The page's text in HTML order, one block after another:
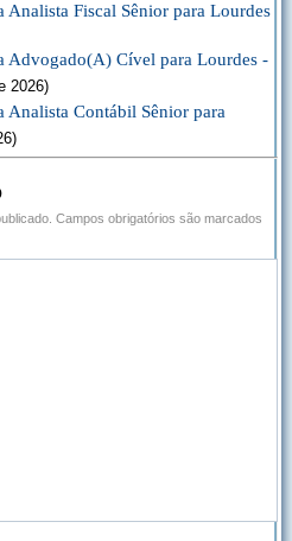
Analista Fiscal Sênior para Lourdes
Advogado(A) Cível para Lourdes -
2026)
Analista Contábil Sênior para
Campos obrigatórios são marcados